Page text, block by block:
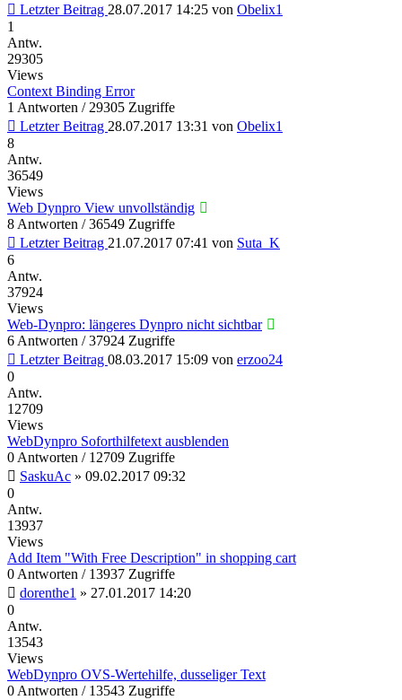
Letzter Beitrag 28.07.2017 14:25 von Obelix1
1
Antw.
29305
Views
Context Binding Error
1 Antworten / 29305 Zugriffe
Letzter Beitrag 28.07.2017 13:31 von Obelix1
8
Antw.
36549
Views
Web Dynpro View unvollständig
8 Antworten / 36549 Zugriffe
Letzter Beitrag 21.07.2017 07:41 von Suta_K
6
Antw.
37924
Views
Web-Dynpro: längeres Dynpro nicht sichtbar
6 Antworten / 37924 Zugriffe
Letzter Beitrag 08.03.2017 15:09 von erzoo24
0
Antw.
12709
Views
WebDynpro Soforthilfetext ausblenden
0 Antworten / 12709 Zugriffe
SaskuAc » 09.02.2017 09:32
0
Antw.
13937
Views
Add Item "With Free Description" in shopping cart
0 Antworten / 13937 Zugriffe
dorenthe1 » 27.01.2017 14:20
0
Antw.
13543
Views
WebDynpro OVS-Wertehilfe, dusseliger Text
0 Antworten / 13543 Zugriffe